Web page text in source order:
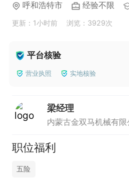
呼和浩特市 经验不限
更新：1小时前 浏览：3929次
平台核验
营业执照 实地核验
梁经理
内蒙古金双马机械有限
职位福利
五险